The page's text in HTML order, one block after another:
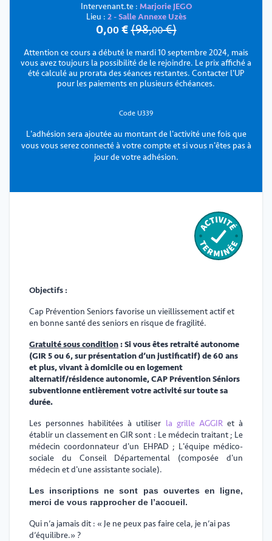
Intervenant.te : Marjorie JEGO
Lieu : 2 - Salle Annexe Uzès
0,00€(98,00€)
Attention ce cours a débuté le mardi 10 septembre 2024, mais
vous avez toujours la possibilité de le rejoindre. Le prix affiché a
été calculé au prorata des séances restantes. Contacter l'UP
pour les paiements en plusieurs échéances.
Code U339
L'adhésion sera ajoutée au montant de l'activité une fois que
vous vous serez connecté à votre compte et si vous n'êtes pas à
jour de votre adhésion.
Objectifs :
Cap Prévention Seniors favorise un vieillissement actif et
en bonne santé des seniors en risque de fragilité.
Gratuité sous condition: Si vous êtes retraité autonome
(GIR 5 ou 6, sur présentation d’un justificatif) de 60 ans
et plus, vivant à domicile ou en logement
alternatif/résidence autonomie, CAP Prévention Séniors
subventionne entièrement votre activité sur toute sa
durée.
Les personnes habilitées à utiliser la grille AGGIRet à
établir un classement en GIR sont : Le médecin traitant ; Le
médecin coordonnateur d'un EHPAD ; L'équipe médico-
sociale du Conseil Départemental (composée d'un
médecin et d'une assistante sociale).
Les inscriptions ne sont pas ouvertes en ligne,
merci de vous rapprocher de l’accueil.
Qui n’a jamais dit : « Je ne peux pas faire cela, je n’ai pas
d’équilibre.» ?